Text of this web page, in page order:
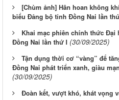
[Chùm ảnh] Hân hoan không
biểu Đảng bộ tỉnh Đồng Nai lần
Khai mạc phiên chính thức
Đồng Nai lần thứ I (30/09/2025)
Tận dụng thời cơ “vàng” để
Đồng Nai phát triển xanh, giàu
(30/09/2025)
Đoàn kết, vượt khó, khát vọng